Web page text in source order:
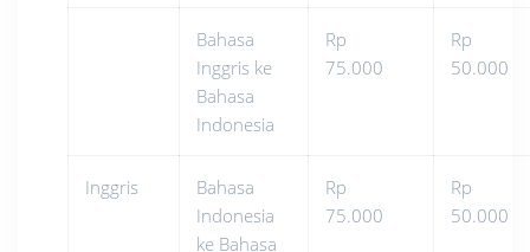
Bahasa
Inggris ke
Bahasa
Indonesia
Rp
75.000
Rp
50.000
Inggris
Bahasa
Indonesia
ke Bahasa
Rp
75.000
Rp
50.000